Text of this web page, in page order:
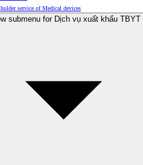
service of Medical devices
submenu for Dịch vụ xuất khẩu TBYT